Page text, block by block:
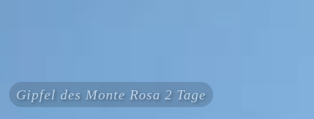
Gipfel des Monte Rosa 2 Tage